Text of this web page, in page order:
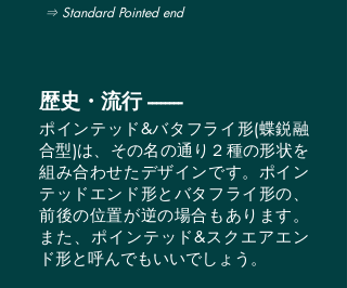
⇒ Standard Pointed end
歴史・流行 --------
ポインテッド&バタフライ形(蝶鋭融
合型)は、その名の通り２種の形状を
組み合わせたデザインです。ポイン
テッドエンド形とバタフライ形の、
前後の位置が逆の場合もあります。
また、ポインテッド&スクエアエン
ド形と呼んでもいいでしょう。